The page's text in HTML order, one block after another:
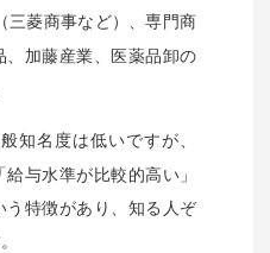
三菱商事など）、専門商
加藤産業、医薬品卸の
知名度は低いですが、
与水準が比較的高い」
う特徴があり、知る人ぞ